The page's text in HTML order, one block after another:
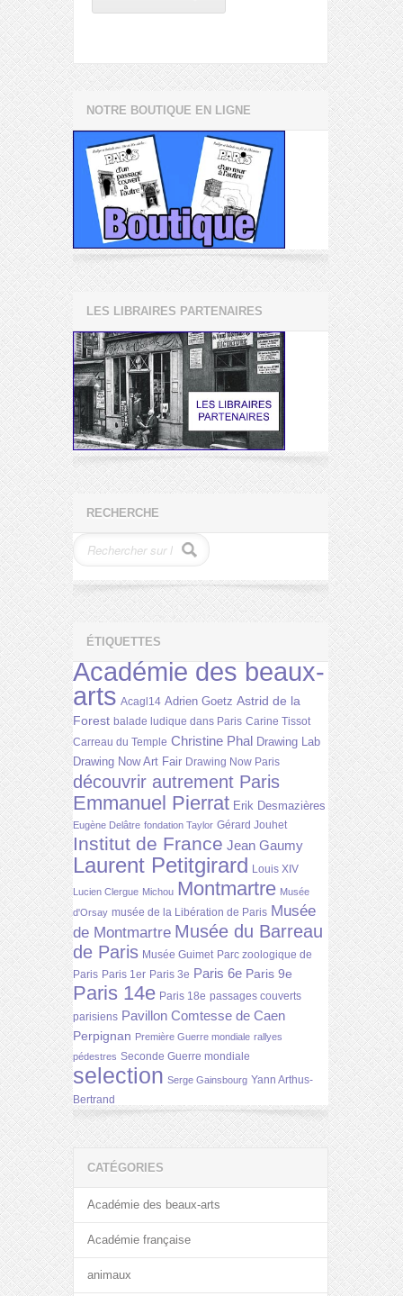
NOTRE BOUTIQUE EN LIGNE
LES LIBRAIRES PARTENAIRES
RECHERCHE
ÉTIQUETTES
Académie des beaux-
arts Acagl14 Adrien Goetz Astrid de la
Forest balade ludique dans Paris Carine Tissot
Carreau du Temple Christine Phal Drawing Lab
Drawing Now Art Fair Drawing Now Paris
découvrir autrement Paris
Emmanuel Pierrat Erik Desmazières
Eugène Delâtre fondation Taylor Gérard Jouhet
Institut de France Jean Gaumy
Laurent Petitgirard Louis XIV
Lucien Clergue Michou Montmartre Musée
d'Orsay musée de la Libération de Paris Musée
de Montmartre Musée du Barreau
de Paris Musée Guimet Parc zoologique de
Paris Paris 1er Paris 3e Paris 6e Paris 9e
Paris 14e Paris 18e passages couverts
parisiens Pavillon Comtesse de Caen
Perpignan Première Guerre mondiale rallyes
pédestres Seconde Guerre mondiale
selection Serge Gainsbourg Yann Arthus-
Bertrand
CATÉGORIES
Académie des beaux-arts
Académie française
animaux